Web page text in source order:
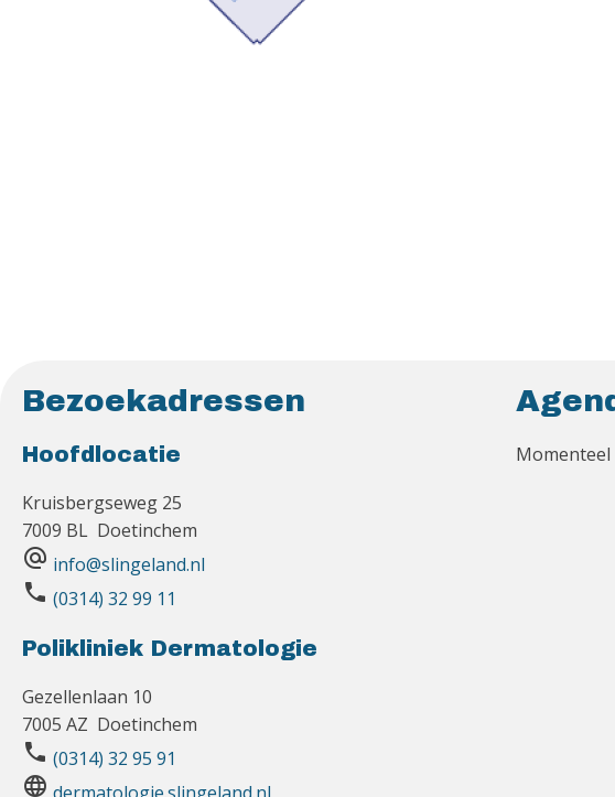
Bezoekadressen
Hoofdlocatie
Kruisbergseweg 25
7009 BL Doetinchem
alternate_email info@slingeland.nl
phone (0314) 32 99 11
Polikliniek Dermatologie
Gezellenlaan 10
7005 AZ Doetinchem
phone (0314) 32 95 91
language
Momenteel